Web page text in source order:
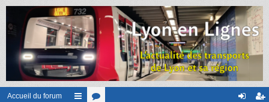
Accueil du forum